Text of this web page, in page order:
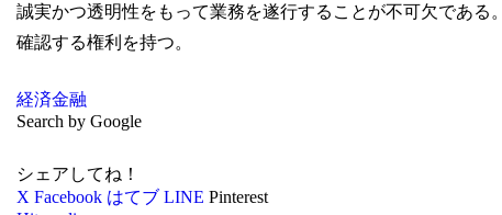
誠実かつ透明性をもって業務を遂行することが不可欠であ
確認する権利を持つ。
経済金融
Search by Google
シェアしてね！
X Facebook はてブ LINE Pinterest